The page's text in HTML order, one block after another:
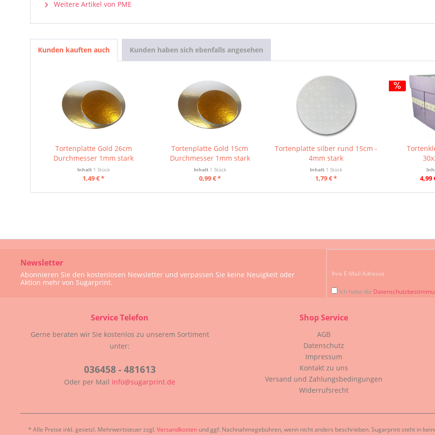
Weitere Artikel von PME
Kunden kauften auch Kunden haben sich ebenfalls angesehen
Tortenplatte Gold 26cm
Durchmesser 1mm stark
Inhalt 1 Stück
1,49 € *
Tortenplatte Gold 15cm
Durchmesser 1mm stark
Inhalt 1 Stück
0,99 € *
Tortenplatte silber rund 15cm -
4mm stark
Inhalt 1 Stück
1,79 € * 4,99
Service Telefon
Gerne beraten wir Sie kostenlos zu unserem Sortiment
unter:
036458 - 481613
Oder per Mail info@sugarprint.de
Shop Service
AGB
Datenschutz
Impressum
Kontakt zu uns
Versand und Zahlungsbedingungen
Widerrufsrecht
Newsletter
Abonnieren Sie den kostenlosen Newsletter und verpassen Sie keine Neuigkeit oder
Aktion mehr von Sugarprint.
Ich habe die
* Alle Preise inkl. gesetzl. Mehrwertsteuer zzgl. Versandkosten und ggf. Nachnahmegebühren, wenn nicht anders beschrieben. Sugarprint steht in